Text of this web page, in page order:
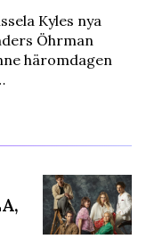
Kyles nya
Öhrman
häromdagen